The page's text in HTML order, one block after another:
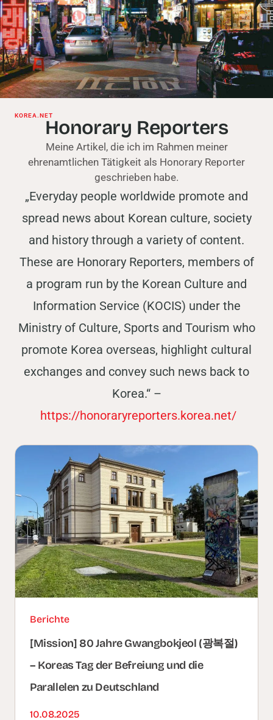
KOREA.NET
Honorary Reporters
Meine Artikel, die ich im Rahmen meiner
ehrenamtlichen Tätigkeit als Honorary Reporter
geschrieben habe.
„Everyday people worldwide promote and
spread news about Korean culture, society
and history through a variety of content.
These are Honorary Reporters, members of
a program run by the Korean Culture and
Information Service (KOCIS) under the
Ministry of Culture, Sports and Tourism who
promote Korea overseas, highlight cultural
exchanges and convey such news back to
Korea.“ –
https://honoraryreporters.korea.net/
Berichte
[Mission] 80 Jahre Gwangbokjeol (광복절)
– Koreas Tag der Befreiung und die
Parallelen zu Deutschland
10.08.2025